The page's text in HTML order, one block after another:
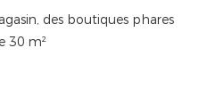
des boutiques phares
30 m²